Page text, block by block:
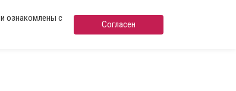
и ознакомлены с
Согласен